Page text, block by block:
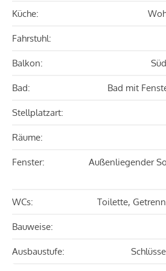
Küche:
Fahrstuhl:
Balkon:
Bad: Bad mit
Stellplatzart:
Räume:
Fenster:
Außenliegender
WCs: Toilette,
Bauweise:
Ausbaustufe: